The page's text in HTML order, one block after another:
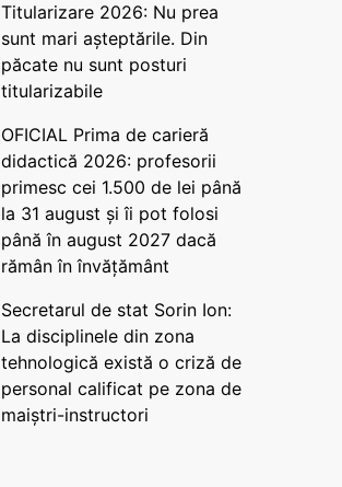
Titularizare 2026: Nu prea
sunt mari așteptările. Din
păcate nu sunt posturi
titularizabile
OFICIAL Prima de carieră
didactică 2026: profesorii
primesc cei 1.500 de lei până
la 31 august și îi pot folosi
până în august 2027 dacă
rămân în învățământ
Secretarul de stat Sorin Ion:
La disciplinele din zona
tehnologică există o criză de
personal calificat pe zona de
maiștri-instructori